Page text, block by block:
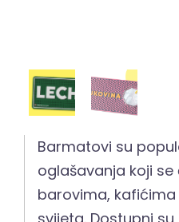
Barmatovi su
oglašavanja koji
barovima,